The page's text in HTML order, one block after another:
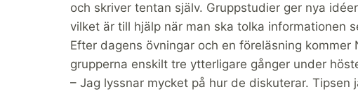
och skriver tentan själv. Gruppstudier ger nya
vilket är till hjälp när man ska tolka informationen
Efter dagens övningar och en föreläsning
grupperna enskilt tre ytterligare gånger under
– Jag lyssnar mycket på hur de diskuterar. Tipsen